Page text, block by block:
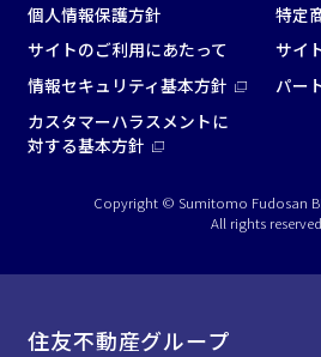
個人情報保護方針
特定
サイトのご利用にあたって
サイ
情報セキュリティ基本方針
パー
カスタマーハラスメントに
対する基本方針
Copyright © Sumitomo Fudosan
All rights reserved.
住友不動産グループ
選択している条件をリ